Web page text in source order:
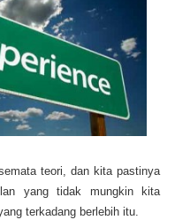
teori, dan kita pastinya
yang tidak mungkin kita
terkadang berlebih itu.